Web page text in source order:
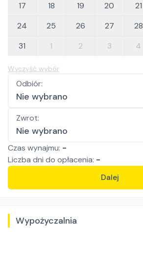
17
18 19 20 21
24
25 26 27 28
31
1 2 3 4
Wyczyść wybór
Odbiór:
Nie wybrano
Zwrot:
Nie wybrano
Czas wynajmu: -
Liczba dni do opłacenia: -
Dalej
Wypożyczalnia